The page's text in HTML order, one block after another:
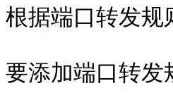
根据端口转发规
要添加端口转发